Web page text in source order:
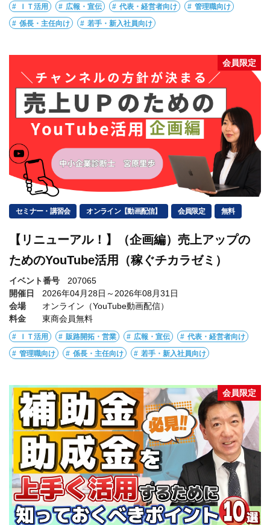
ＩＴ活用 広報・宣伝 代表・経営者向け 管理職向け
係長・主任向け 若手・新入社員向け
会員限定
セミナー・講習会 オンライン【動画配信】 会員限定 無料
【リニューアル！】（企画編）売上アップの
ためのYouTube活用（稼ぐチカラゼミ）
イベント番号
207065
開催日
2026年04月28日～2026年08月31日
会場
オンライン（YouTube動画配信）
料金
東商会員無料
ＩＴ活用 販路開拓・営業 広報・宣伝 代表・経営者向け
管理職向け 係長・主任向け 若手・新入社員向け
会員限定